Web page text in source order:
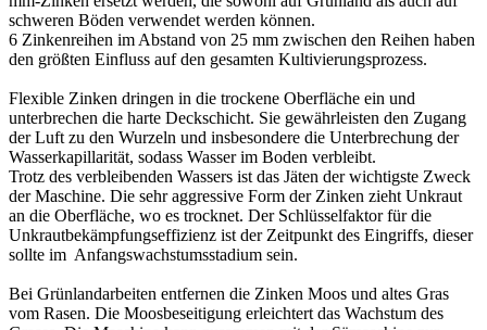
schweren Böden verwendet werden können.
6 Zinkenreihen im Abstand von 25 mm zwischen den Reihen haben
den größten Einfluss auf den gesamten Kultivierungsprozess.
Flexible Zinken dringen in die trockene Oberfläche ein und
unterbrechen die harte Deckschicht. Sie gewährleisten den Zugang
der Luft zu den Wurzeln und insbesondere die Unterbrechung der
Wasserkapillarität, sodass Wasser im Boden verbleibt.
Trotz des verbleibenden Wassers ist das Jäten der wichtigste Zweck
der Maschine. Die sehr aggressive Form der Zinken zieht Unkraut
an die Oberfläche, wo es trocknet. Der Schlüsselfaktor für die
Unkrautbekämpfungseffizienz ist der Zeitpunkt des Eingriffs, dieser
sollte im Anfangswachstumsstadium sein.
Bei Grünlandarbeiten entfernen die Zinken Moos und altes Gras
vom Rasen. Die Moosbeseitigung erleichtert das Wachstum des